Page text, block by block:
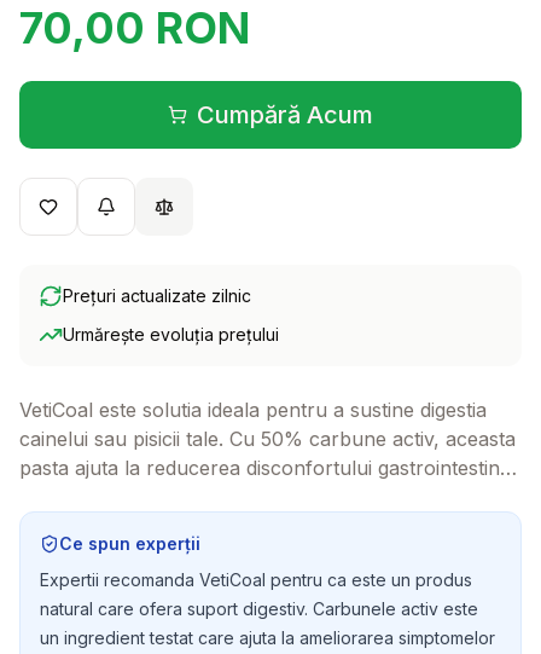
70,00 RON
Cumpără Acum
(se deschide într-o filă
Prețuri actualizate zilnic
Urmărește evoluția prețului
VetiCoal este solutia ideala pentru a sustine digestia
cainelui sau pisicii tale. Cu 50% carbune activ, aceasta
pasta ajuta la reducerea disconfortului gastrointestinal
Ce spun experții
Expertii recomanda VetiCoal pentru ca este un produs
natural care ofera suport digestiv. Carbunele activ este
un ingredient testat care ajuta la ameliorarea simptomelor